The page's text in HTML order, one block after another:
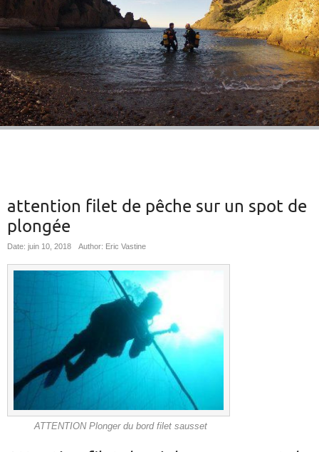
attention filet de pêche sur un spot de
plongée
Date: juin 10, 2018 Author: Eric Vastine
ATTENTION Plonger du bord filet sausset